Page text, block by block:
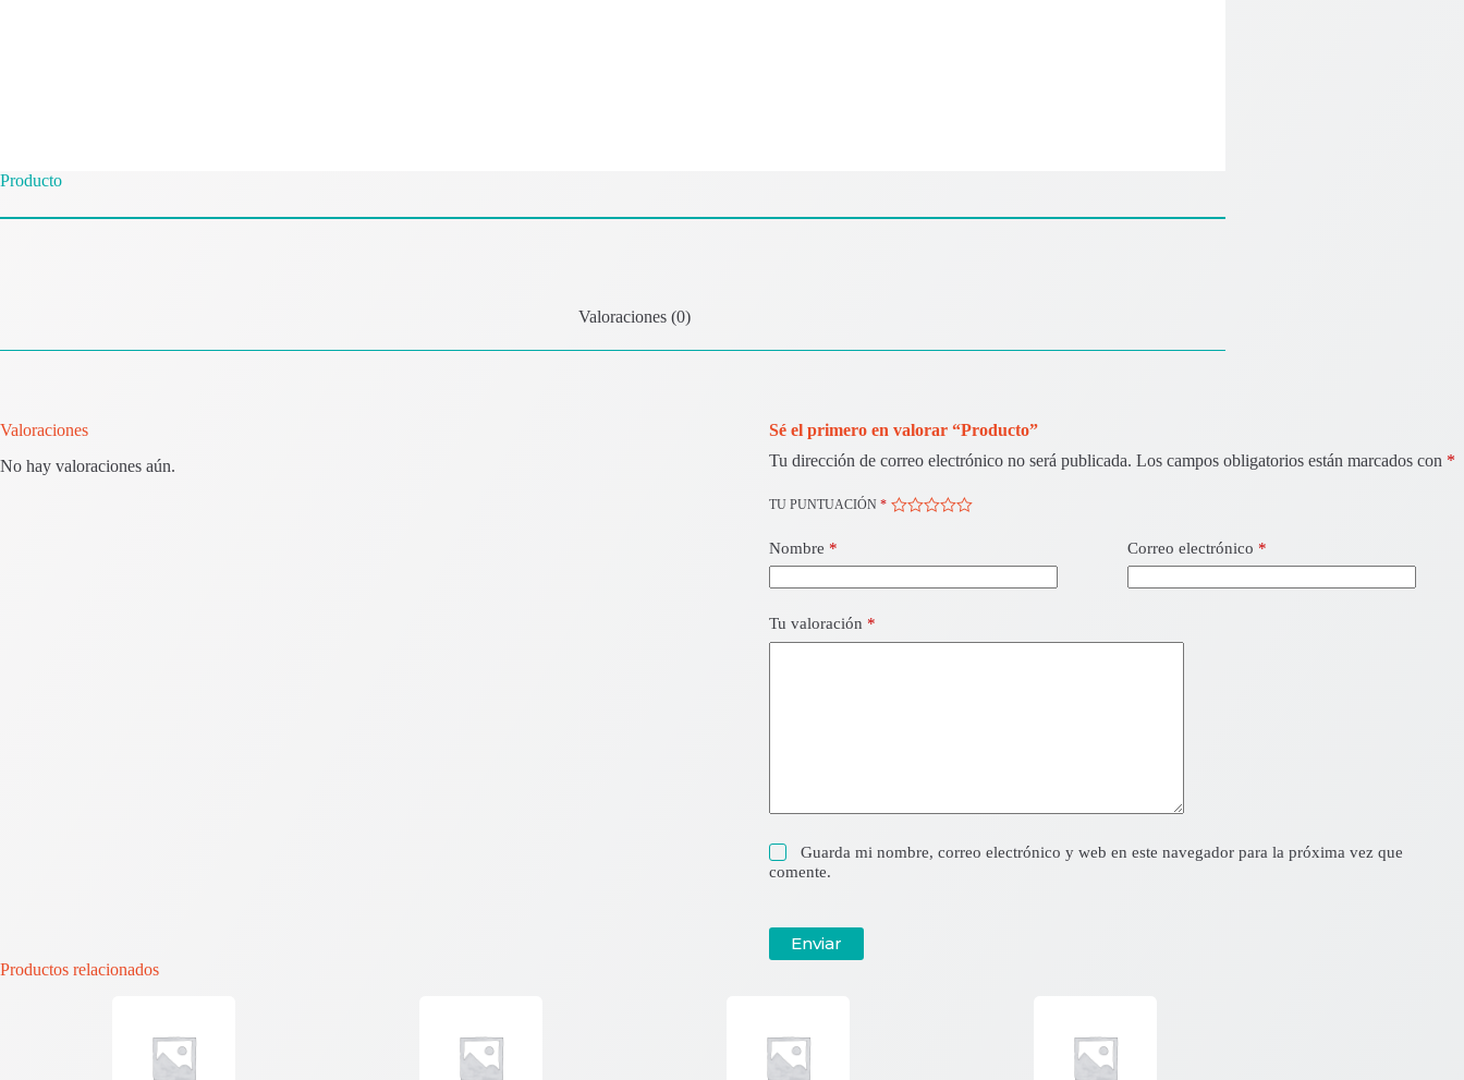
Producto
Valoraciones (0)
Valoraciones
No hay valoraciones aún.
Sé el primero en valorar “Producto”
Tu dirección de correo electrónico no será publicada. Los campos obligatorios están marcados con *
TU PUNTUACIÓN *
Nombre * Correo electrónico *
Tu valoración *
Guarda mi nombre, correo electrónico y web en este navegador para la próxima vez que
comente.
Enviar
Productos relacionados